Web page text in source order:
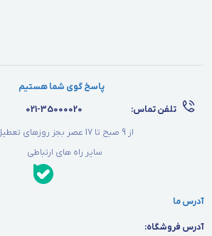
پاسخ گوی شما هستیم
تلفن تماس:
021-35000020
از 9 صبح تا 17 عصر بجز روزهای تعطیل
سایر راه های ارتباطی
آدرس ما
آدرس فروشگاه: